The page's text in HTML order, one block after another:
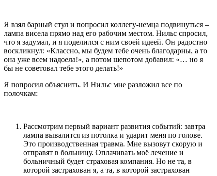
Я взял барный стул и попросил коллегу-немца подвинуться –
лампа висела прямо над его рабочим местом. Нильс спросил,
что я задумал, и я поделился с ним своей идеей. Он радостно
воскликнул: «Классно, мы будем тебе очень благодарны, а то
она уже всем надоела!», а потом шепотом добавил: «… но я
бы не советовал тебе этого делать!»
Я попросил объяснить. И Нильс мне разложил все по
полочкам:
Рассмотрим первый вариант развития событий: завтра
лампа вывалится из потолка и ударит меня по голове.
Это производственная травма. Мне вызовут скорую и
отправят в больницу. Оплачивать моё лечение и
больничный будет страховая компания. Но не та, в
которой застрахован я, а та, в которой застрахован